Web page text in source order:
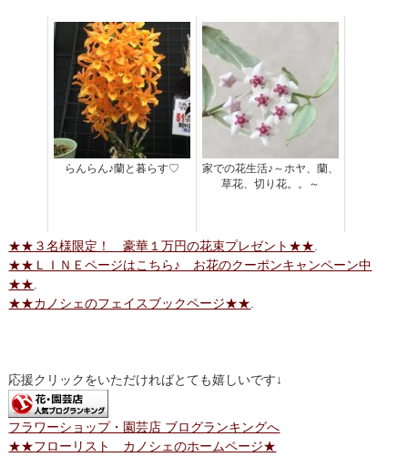
らんらん♪蘭と暮らす♡
家での花生活♪～ホヤ、蘭、
草花、切り花。。～
★★３名様限定！ 豪華１万円の花束プレゼント★★
★★ＬＩＮＥページはこちら♪ お花のクーポンキャンペーン中
★★
★★カノシェのフェイスブックページ★★
応援クリックをいただければとても嬉しいです↓
フラワーショップ・園芸店 ブログランキングへ
★★フローリスト カノシェのホームページ★